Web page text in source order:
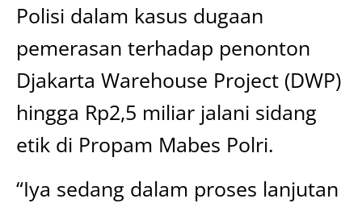
Polisi dalam kasus dugaan
pemerasan terhadap penonton
Djakarta Warehouse Project (DWP)
hingga Rp2,5 miliar jalani sidang
etik di Propam Mabes Polri.
“Iya sedang dalam proses lanjutan